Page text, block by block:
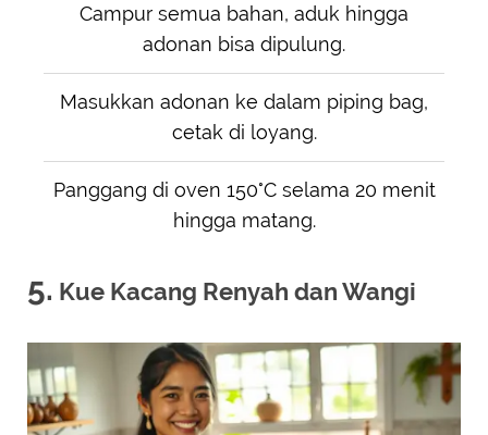
Campur semua bahan, aduk hingga
adonan bisa dipulung.
Masukkan adonan ke dalam piping bag,
cetak di loyang.
Panggang di oven 150°C selama 20 menit
hingga matang.
5. Kue Kacang Renyah dan Wangi